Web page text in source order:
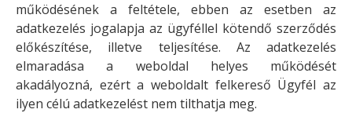
működésének a feltétele, ebben az esetben az
adatkezelés jogalapja az ügyféllel kötendő szerződés
előkészítése, illetve teljesítése. Az adatkezelés
elmaradása a weboldal helyes működését
akadályozná, ezért a weboldalt felkereső Ügyfél az
ilyen célú adatkezelést nem tilthatja meg.